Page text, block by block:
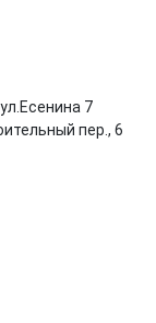
7
пер., 6